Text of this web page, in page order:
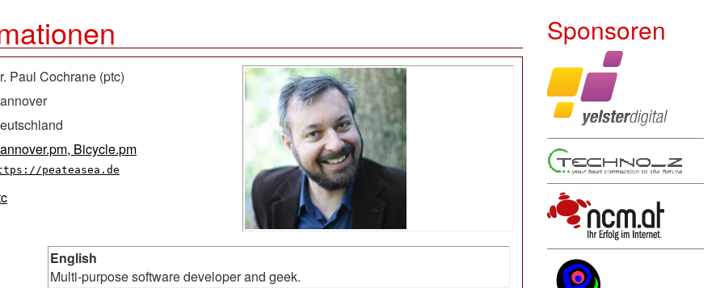
Paul Cochrane (‎ptc‎)
Bicycle.pm
peateasea.de
English
Multi-purpose software developer and geek.
Sponsoren